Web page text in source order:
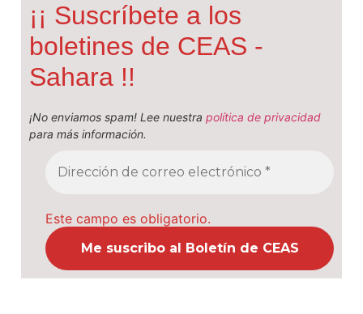
¡¡ Suscríbete a los
boletines de CEAS -
Sahara !!
¡No enviamos spam! Lee nuestra política de privacidad
para más información.
Este campo es obligatorio.